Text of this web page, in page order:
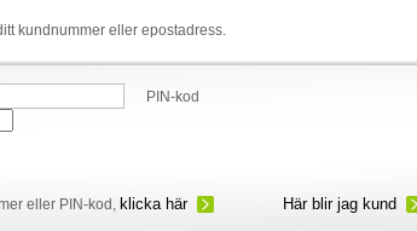
kundnummer eller epostadress.
PIN-kod
eller PIN-kod, klicka här Här blir jag kund